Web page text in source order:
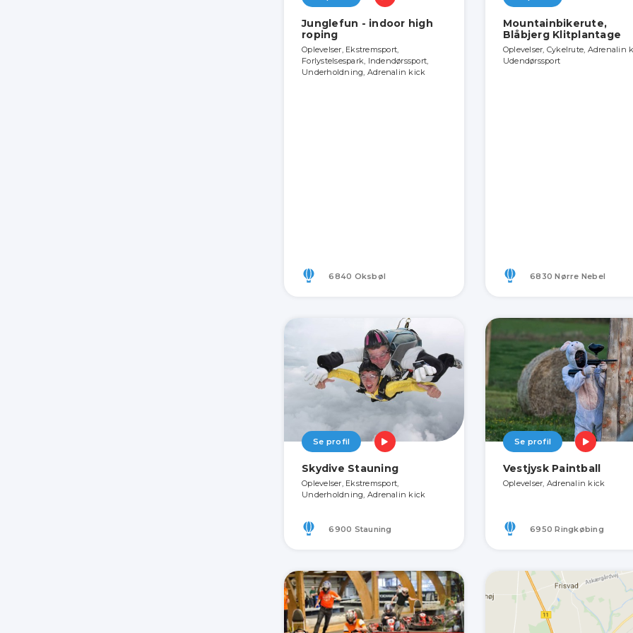
Junglefun - indoor high
roping
Oplevelser, Ekstremsport,
Forlystelsespark, Indendørssport,
Underholdning, Adrenalin kick
6840 Oksbøl
Mountainbikerute,
Blåbjerg Klitplantage
Oplevelser, Cykelrute, Adrenalin
Udendørssport
6830 Nørre Nebel
Se profil
Skydive Stauning
Oplevelser, Ekstremsport,
Underholdning, Adrenalin kick
6900 Stauning
Se profil
Vestjysk Paintball
Oplevelser, Adrenalin kick
6950 Ringkøbing